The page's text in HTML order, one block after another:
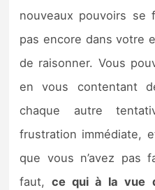
nouveaux pouvoirs se
pas encore dans votre
de raisonner. Vous
en vous contentant
chaque autre
frustration immédiate,
que vous n’avez pas
faut,ce qui à la vue